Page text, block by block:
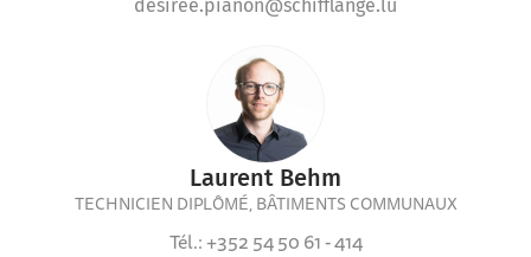
desiree.pianon@schifflange.lu
Laurent Behm
TECHNICIEN DIPLÔMÉ, BÂTIMENTS COMMUNAUX
Tél.: +352 54 50 61 - 414